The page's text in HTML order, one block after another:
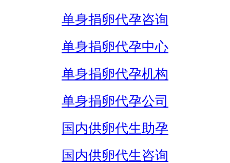
单身捐卵代孕咨询
单身捐卵代孕中心
单身捐卵代孕机构
单身捐卵代孕公司
国内供卵代生助孕
国内供卵代生咨询